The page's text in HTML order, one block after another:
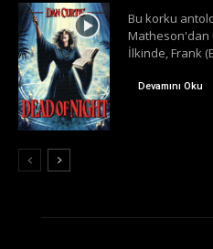
Bu korku
Matheson'dan
İlkinde, Frank
Devamını Oku